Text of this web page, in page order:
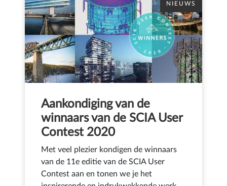
NIEUWS
Aankondiging van de
winnaars van de SCIA User
Contest 2020
Met veel plezier kondigen de winnaars
van de 11e editie van de SCIA User
Contest aan en tonen we je het